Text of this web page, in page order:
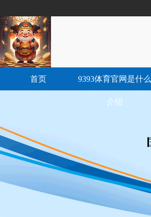
首页 9393体育官网是什么
介绍